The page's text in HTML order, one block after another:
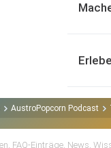
AustroPopcorn Podcast